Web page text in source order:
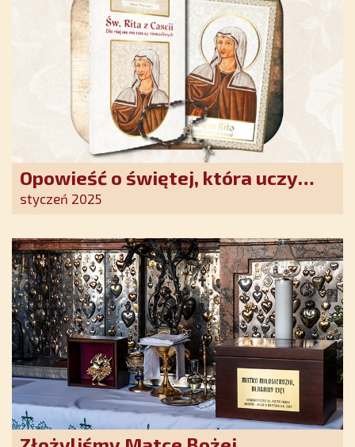
Opowieść o świętej, która uczy
szczerego oddania się Bogu.
nadziei w XXI wieku
styczeń 2025